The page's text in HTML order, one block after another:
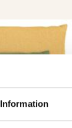
Information